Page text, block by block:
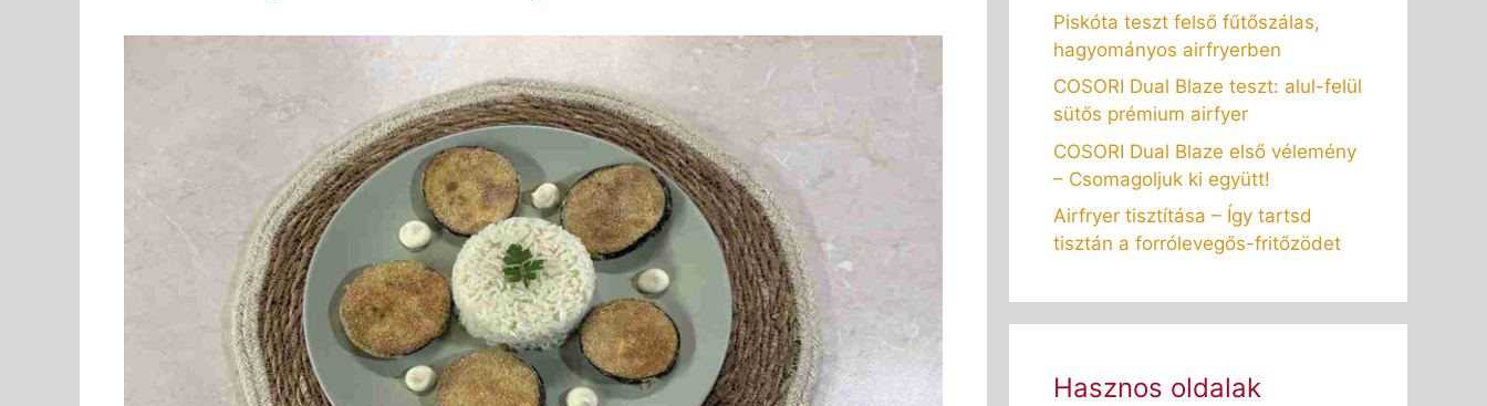
Piskóta teszt felső fűtőszálas,
hagyományos airfryerben
COSORI Dual Blaze teszt: alul-felül
sütős prémium airfyer
COSORI Dual Blaze első vélemény
– Csomagoljuk ki együtt!
Airfryer tisztítása – Így tartsd
tisztán a forrólevegős-fritőzödet
Hasznos oldalak